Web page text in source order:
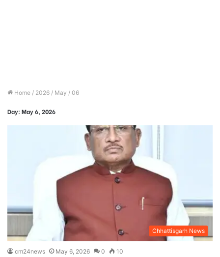
Home / 2026 / May / 06
Day: May 6, 2026
Chhattisgarh News
cm24news May 6, 2026 0 10